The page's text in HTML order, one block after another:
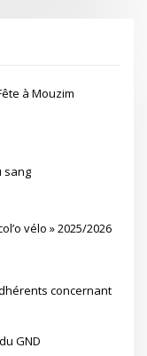
à Mouzim
sang
vélo » 2025/2026
concernant
GND